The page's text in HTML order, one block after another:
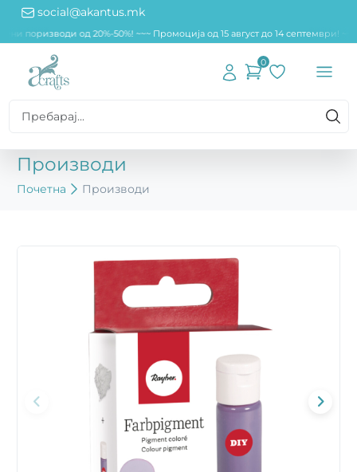
social@akantus.mk
поризводи од 20%-50%! ~~~ Промоција од 15 август до 14 септември!
0
Производи
Почетна Производи